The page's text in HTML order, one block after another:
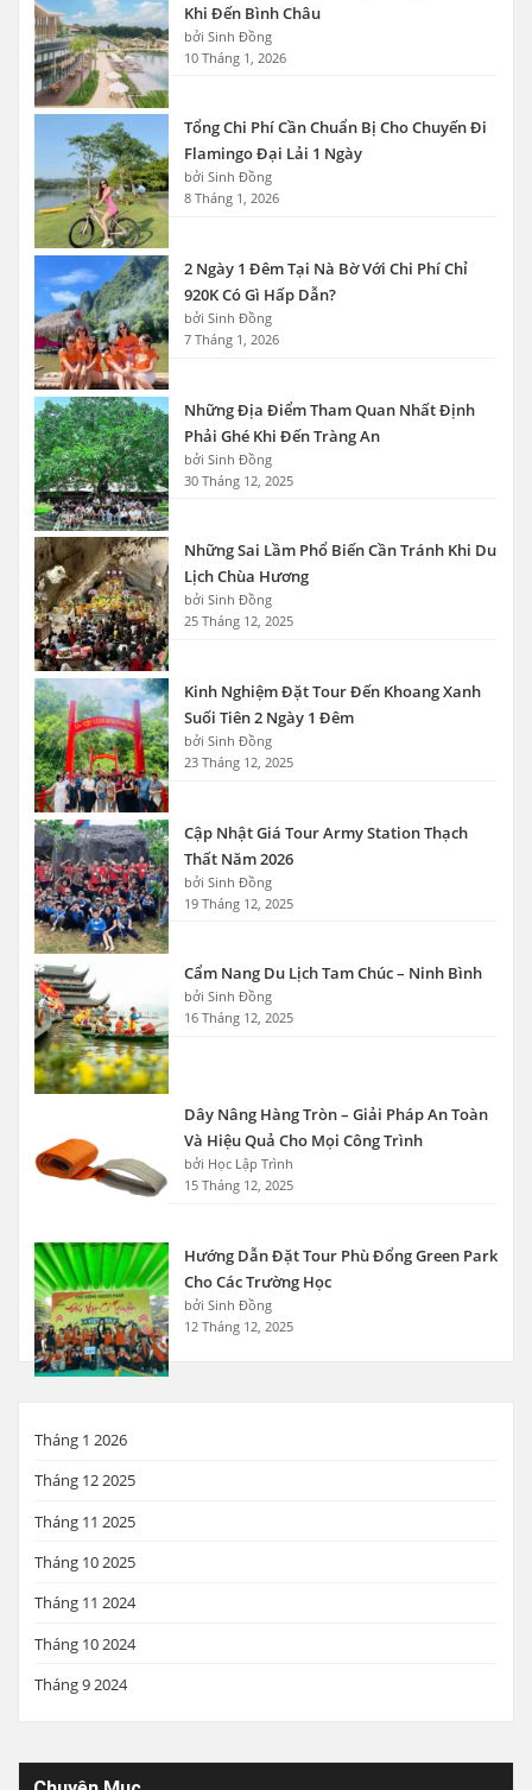
Khi Đến Bình Châu
bởi Sinh Đồng
10 Tháng 1, 2026
Tổng Chi Phí Cần Chuẩn Bị Cho Chuyến Đi
Flamingo Đại Lải 1 Ngày
bởi Sinh Đồng
8 Tháng 1, 2026
2 Ngày 1 Đêm Tại Nà Bờ Với Chi Phí Chỉ
920K Có Gì Hấp Dẫn?
bởi Sinh Đồng
7 Tháng 1, 2026
Những Địa Điểm Tham Quan Nhất Định
Phải Ghé Khi Đến Tràng An
bởi Sinh Đồng
30 Tháng 12, 2025
Những Sai Lầm Phổ Biến Cần Tránh Khi Du
Lịch Chùa Hương
bởi Sinh Đồng
25 Tháng 12, 2025
Kinh Nghiệm Đặt Tour Đến Khoang Xanh
Suối Tiên 2 Ngày 1 Đêm
bởi Sinh Đồng
23 Tháng 12, 2025
Cập Nhật Giá Tour Army Station Thạch
Thất Năm 2026
bởi Sinh Đồng
19 Tháng 12, 2025
Cẩm Nang Du Lịch Tam Chúc – Ninh Bình
bởi Sinh Đồng
16 Tháng 12, 2025
Dây Nâng Hàng Tròn – Giải Pháp An Toàn
Và Hiệu Quả Cho Mọi Công Trình
bởi Học Lập Trình
15 Tháng 12, 2025
Hướng Dẫn Đặt Tour Phù Đổng Green Park
Cho Các Trường Học
bởi Sinh Đồng
12 Tháng 12, 2025
Tháng 1 2026
Tháng 12 2025
Tháng 11 2025
Tháng 10 2025
Tháng 11 2024
Tháng 10 2024
Tháng 9 2024